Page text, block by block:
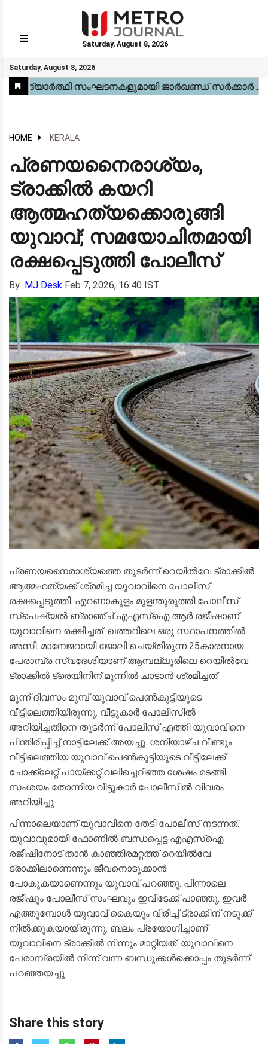
Saturday, August 8, 2026
Saturday, August 8, 2026
GO
Home
Kerala
National
Gulf
World
Sports
Movies
Health
Automobile
Travel
Education
Novel
Business
Technology
Webstory
HOME KERALA
പ്രണയനൈരാശ്യം,
ട്രാക്കിൽ കയറി
ആത്മഹത്യക്കൊരുങ്ങി
യുവാവ്; സമയോചിതമായി
രക്ഷപ്പെടുത്തി പോലീസ്
By MJ Desk Feb 7, 2026, 16:40 IST
പ്രണയനൈരാശ്യത്തെ തുടർന്ന് റെയിൽവേ ട്രാക്കിൽ
ആത്മഹത്യക്ക് ശ്രമിച്ച യുവാവിനെ പോലീസ്
രക്ഷപ്പെടുത്തി. എറണാകുളം മുളന്തുരുത്തി പോലീസ്
സ്‌പെഷ്യൽ ബ്രാഞ്ച് എഎസ്‌ഐ ആർ രജീഷാണ്
യുവാവിനെ രക്ഷിച്ചത്. ഖത്തറിലെ ഒരു സ്ഥാപനത്തിൽ
അസി. മാനേജറായി ജോലി ചെയ്തിരുന്ന 25കാരനായ
പേരാമ്പ്ര സ്വദേശിയാണ് ആമ്പല്ലൂരിലെ റെയിൽവേ
ട്രാക്കിൽ ട്രെയിനിന് മുന്നിൽ ചാടാൻ ശ്രമിച്ചത്
മൂന്ന് ദിവസം മുമ്പ് യുവാവ് പെൺകുട്ടിയുടെ
വീട്ടിലെത്തിയിരുന്നു. വീട്ടുകാർ പോലീസിൽ
അറിയിച്ചതിനെ തുടർന്ന് പോലീസ് എത്തി യുവാവിനെ
പിന്തിരിപ്പിച്ച് നാട്ടിലേക്ക് അയച്ചു. ശനിയാഴ്ച വീണ്ടും
വീട്ടിലെത്തിയ യുവാവ് പെൺകുട്ടിയുടെ വീട്ടിലേക്ക്
ചോക്ക്‌ലേറ്റ് പായ്ക്കറ്റ് വലിച്ചെറിഞ്ഞ ശേഷം മടങ്ങി.
സംശയം തോന്നിയ വീട്ടുകാർ പോലീസിൽ വിവരം
അറിയിച്ചു
പിന്നാലെയാണ് യുവാവിനെ തേടി പോലീസ് നടന്നത്.
യുവാവുമായി ഫോണിൽ ബന്ധപ്പെട്ട എഎസ്‌ഐ
രജീഷിനോട് താൻ കാഞ്ഞിരമറ്റത്ത് റെയിൽവേ
ട്രാക്കിലാണെന്നും ജീവനൊടുക്കാൻ
പോകുകയാണെന്നും യുവാവ് പറഞ്ഞു. പിന്നാലെ
രജീഷും പോലീസ് സംഘവും ഇവിടേക്ക് പാഞ്ഞു. ഇവർ
എത്തുമ്പോൾ യുവാവ് കൈയും വിരിച്ച് ട്രാക്കിന് നടുക്ക്
നിൽക്കുകയായിരുന്നു. ബലം പ്രയോഗിച്ചാണ്
യുവാവിനെ ട്രാക്കിൽ നിന്നും മാറ്റിയത്. യുവാവിനെ
പേരാമ്പ്രയിൽ നിന്ന് വന്ന ബന്ധുക്കൾക്കൊപ്പം തുടർന്ന്
പറഞ്ഞയച്ചു.
Share this story